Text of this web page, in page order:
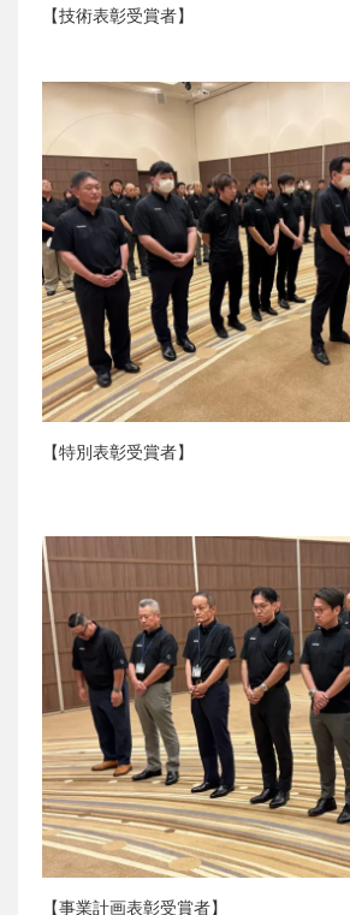
【技術表彰受賞者】
【特別表彰受賞者】
【事業計画表彰受賞者】